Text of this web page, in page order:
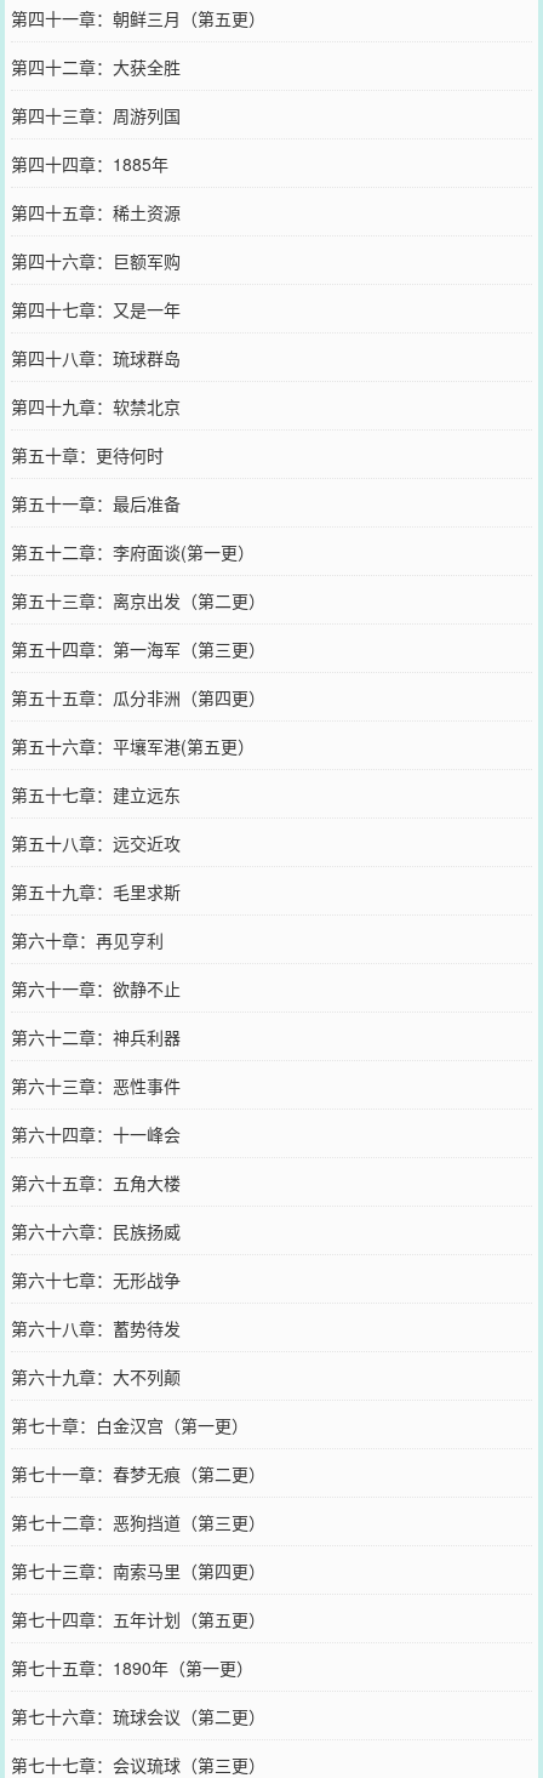
第四十一章：朝鲜三月（第五更）
第四十二章：大获全胜
第四十三章：周游列国
第四十四章：1885年
第四十五章：稀土资源
第四十六章：巨额军购
第四十七章：又是一年
第四十八章：琉球群岛
第四十九章：软禁北京
第五十章：更待何时
第五十一章：最后准备
第五十二章：李府面谈(第一更）
第五十三章：离京出发（第二更）
第五十四章：第一海军（第三更）
第五十五章：瓜分非洲（第四更）
第五十六章：平壤军港(第五更）
第五十七章：建立远东
第五十八章：远交近攻
第五十九章：毛里求斯
第六十章：再见亨利
第六十一章：欲静不止
第六十二章：神兵利器
第六十三章：恶性事件
第六十四章：十一峰会
第六十五章：五角大楼
第六十六章：民族扬威
第六十七章：无形战争
第六十八章：蓄势待发
第六十九章：大不列颠
第七十章：白金汉宫（第一更）
第七十一章：春梦无痕（第二更）
第七十二章：恶狗挡道（第三更）
第七十三章：南索马里（第四更）
第七十四章：五年计划（第五更）
第七十五章：1890年（第一更）
第七十六章：琉球会议（第二更）
第七十七章：会议琉球（第三更）